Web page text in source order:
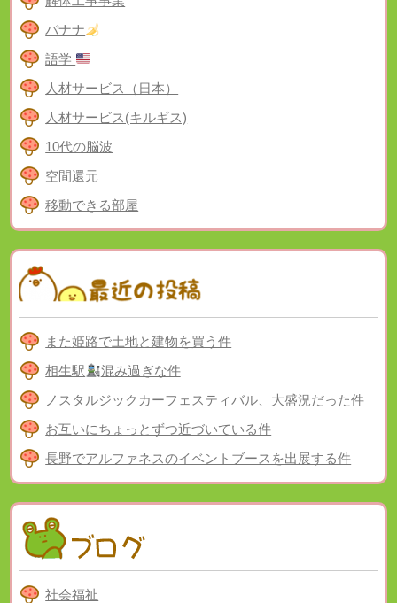
バナナ
語学
人材サービス（日本）
人材サービス(キルギス)
10代の脳波
空間還元
移動できる部屋
また姫路で土地と建物を買う件
相生駅
混み過ぎな件
ノスタルジックカーフェスティバル、大盛況だった件
お互いにちょっとずつ近づいている件
長野でアルファネスのイベントブースを出展する件
社会福祉